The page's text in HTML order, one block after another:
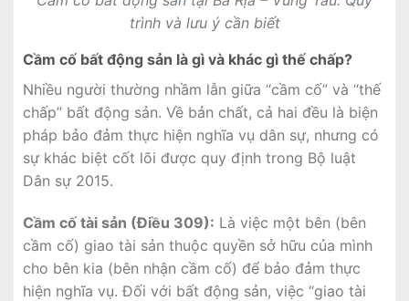
trình và lưu ý cần biết
Cầm cố bất động sản là gì và khác gì thế chấp?
Nhiều người thường nhầm lẫn giữa “cầm cố” và “thế
chấp” bất động sản. Về bản chất, cả hai đều là biện
pháp bảo đảm thực hiện nghĩa vụ dân sự, nhưng có
sự khác biệt cốt lõi được quy định trong Bộ luật
Dân sự 2015.
Cầm cố tài sản (Điều 309): Là việc một bên (bên
cầm cố) giao tài sản thuộc quyền sở hữu của mình
cho bên kia (bên nhận cầm cố) để bảo đảm thực
hiện nghĩa vụ. Đối với bất động sản, việc “giao tài